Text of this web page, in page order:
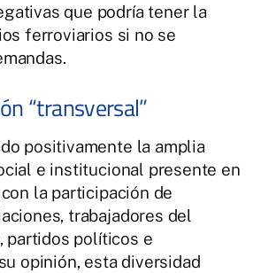
que podría tener la
ferroviarios si no se
“transversal”
positivamente la amplia
e institucional presente en
la participación de
trabajadores del
partidos políticos e
opinión, esta diversidad